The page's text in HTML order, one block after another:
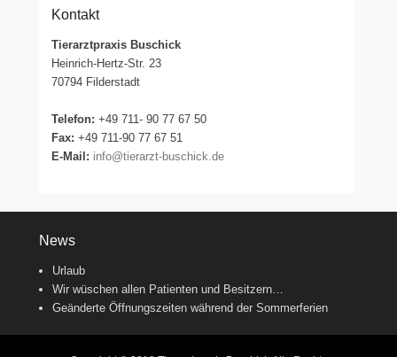
Kontakt
Tierarztpraxis Buschick
Heinrich-Hertz-Str. 23
70794 Filderstadt
Telefon: +49 711- 90 77 67 50
Fax: +49 711-90 77 67 51
E-Mail: info@tierarzt-buschick.de
News
Urlaub
Wir wüschen allen Patienten und Besitzern…
Geänderte Öffnungszeiten während der Sommerferien